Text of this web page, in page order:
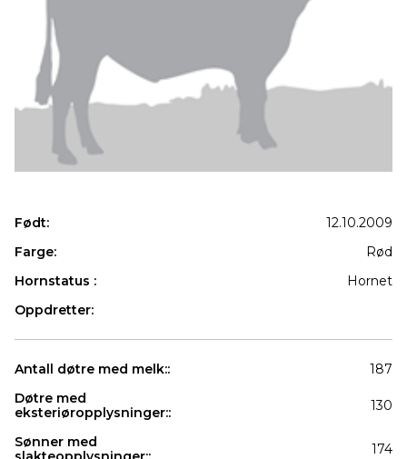
Født:
12.10.2009
Farge:
Rød
Hornstatus :
Hornet
Oppdretter:
Antall døtre med melk::
187
Døtre med
eksteriøropplysninger::
130
Sønner med
174